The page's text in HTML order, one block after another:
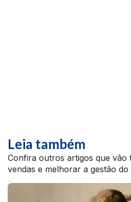
Leia também
Confira outros artigos que vão
vendas e melhorar a gestão do